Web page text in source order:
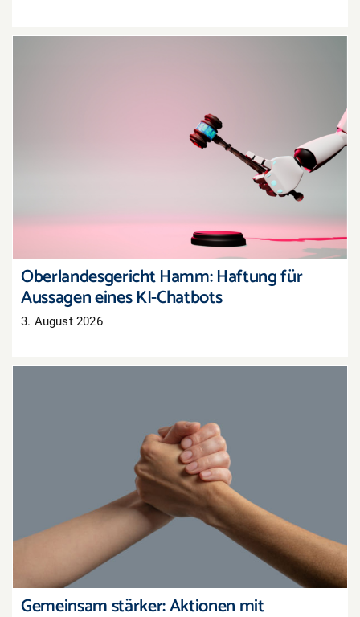
Oberlandesgericht Hamm: Haftung für
Aussagen eines KI-Chatbots
Oberlandesgericht Hamm: Haftung für
Aussagen eines KI-Chatbots
3. August 2026
Gemeinsam stärker: Aktionen mit
Nachbarhändlern organisieren
Gemeinsam stärker: Aktionen mit